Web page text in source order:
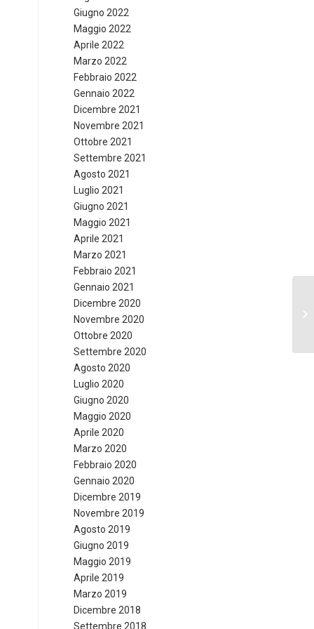
Giugno 2022
Maggio 2022
Aprile 2022
Marzo 2022
Febbraio 2022
Gennaio 2022
Dicembre 2021
Novembre 2021
Ottobre 2021
Settembre 2021
Agosto 2021
Luglio 2021
Giugno 2021
Maggio 2021
Aprile 2021
Marzo 2021
Febbraio 2021
Gennaio 2021
Dicembre 2020
Novembre 2020
Ottobre 2020
Settembre 2020
Agosto 2020
Luglio 2020
Giugno 2020
Maggio 2020
Aprile 2020
Marzo 2020
Febbraio 2020
Gennaio 2020
Dicembre 2019
Novembre 2019
Agosto 2019
Giugno 2019
Maggio 2019
Aprile 2019
Marzo 2019
Dicembre 2018
Settembre 2018